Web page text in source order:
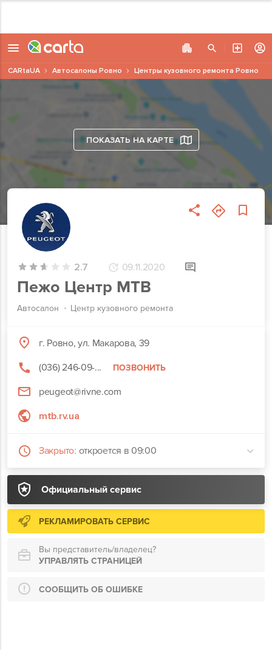
ПОКАЗАТЬ НА КАРТЕ
2.7 09.11.2020
Пежо Центр МТВ
Автосалон Центр кузовного ремонта
Официальный сервис
г. Ровно, ул. Макарова, 39
(036) 246-09-...
ПОЗВОНИТЬ
peugeot@rivne.com
mtb.rv.ua
Закрыто: откроется в 09:00
РЕКЛАМИРОВАТЬ СЕРВИС
Вы представитель/владелец?
УПРАВЛЯТЬ СТРАНИЦЕЙ
СООБЩИТЬ ОБ ОШИБКЕ
CARtaUA Автосалоны Ровно Центры кузовного ремонта Ровно